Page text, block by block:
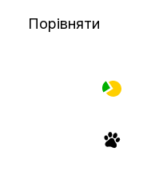
Порівняти